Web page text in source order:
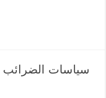
سياسات الضرائب